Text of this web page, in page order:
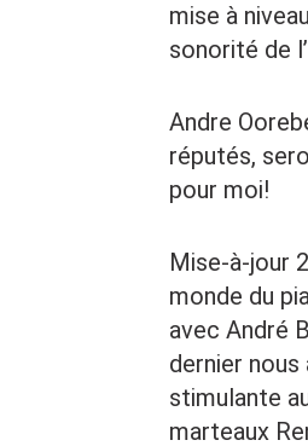
mise à
sonorité de
Andre
réputés,
pour moi!
Mise-à-jour
monde du
avec André
dernier
stimulante
marteaux